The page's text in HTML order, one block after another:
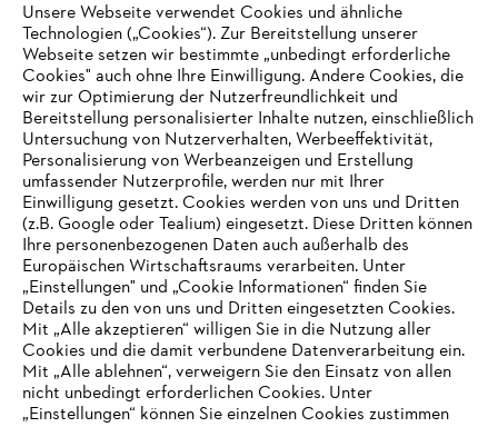
Zahlungsmöglichkeiten
Unternehmen
Online Shop
IHR BROWSER WIRD NICHT
Unsere Webseite verwendet Cookies und ähnliche
Technologien („Cookies“). Zur Bereitstellung unserer
Webseite setzen wir bestimmte „unbedingt erforderliche
Cookies" auch ohne Ihre Einwilligung. Andere Cookies, die
wir zur Optimierung der Nutzerfreundlichkeit und
Bereitstellung personalisierter Inhalte nutzen, einschließlich
Untersuchung von Nutzerverhalten, Werbeeffektivität,
Personalisierung von Werbeanzeigen und Erstellung
umfassender Nutzerprofile, werden nur mit Ihrer
Einwilligung gesetzt. Cookies werden von uns und Dritten
(z.B. Google oder Tealium) eingesetzt. Diese Dritten können
Ihre personenbezogenen Daten auch außerhalb des
Europäischen Wirtschaftsraums verarbeiten. Unter
„Einstellungen" und „Cookie Informationen“ finden Sie
Details zu den von uns und Dritten eingesetzten Cookies.
Mit „Alle akzeptieren“ willigen Sie in die Nutzung aller
Cookies und die damit verbundene Datenverarbeitung ein.
Mit „Alle ablehnen“, verweigern Sie den Einsatz von allen
nicht unbedingt erforderlichen Cookies. Unter
„Einstellungen“ können Sie einzelnen Cookies zustimmen